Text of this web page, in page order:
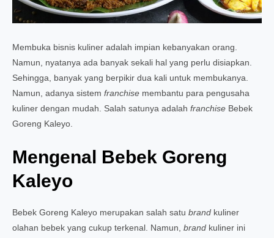
Membuka bisnis kuliner adalah impian kebanyakan orang.
Namun, nyatanya ada banyak sekali hal yang perlu disiapkan.
Sehingga, banyak yang berpikir dua kali untuk membukanya.
Namun, adanya sistem franchise membantu para pengusaha
kuliner dengan mudah. Salah satunya adalah franchise Bebek
Goreng Kaleyo.
Mengenal Bebek Goreng
Kaleyo
Bebek Goreng Kaleyo merupakan salah satu brand kuliner
olahan bebek yang cukup terkenal. Namun, brand kuliner ini